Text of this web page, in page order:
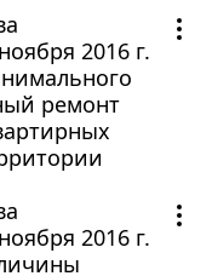
2016 г.
ремонт
2016 г.